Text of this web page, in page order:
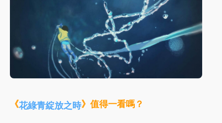
《花綠青綻放之時》值得一看嗎？